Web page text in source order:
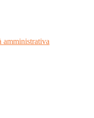
amministrativa